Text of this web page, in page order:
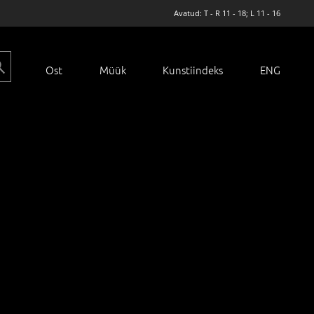
Avatud: T - R 11 - 18; L 11 - 16
Ost Müük Kunstiindeks ENG